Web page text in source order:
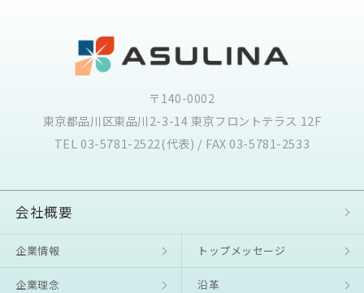
〒140-0002
東京都品川区東品川2-3-14 東京フロントテラス 12F
TEL 03-5781-2522(代表) / FAX 03-5781-2533
会社概要
企業情報 トップメッセージ
企業理念 沿⾰